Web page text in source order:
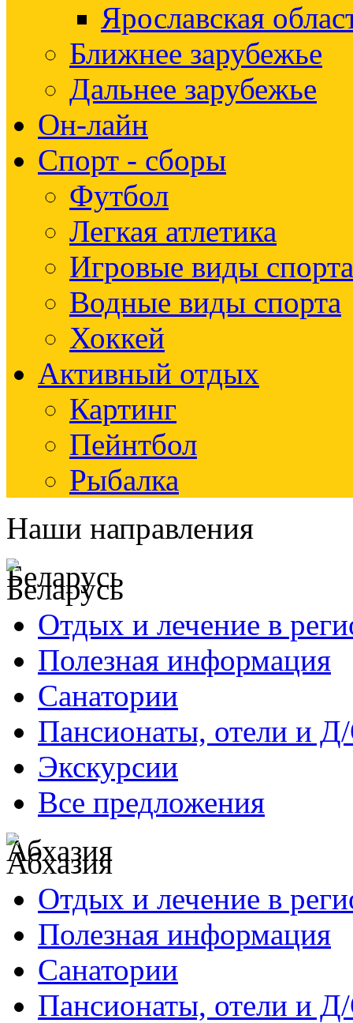
Ярославская
Ближнее зарубежье
Дальнее зарубежье
Он-лайн
Спорт - сборы
Футбол
Легкая атлетика
Игровые виды спорта
Водные виды спорта
Хоккей
Активный отдых
Картинг
Пейнтбол
Рыбалка
Наши направления
Беларусь
Отдых и лечение в
Полезная информация
Санатории
Пансионаты, отели и
Экскурсии
Все предложения
Абхазия
Отдых и лечение в
Полезная информация
Санатории
Пансионаты, отели и